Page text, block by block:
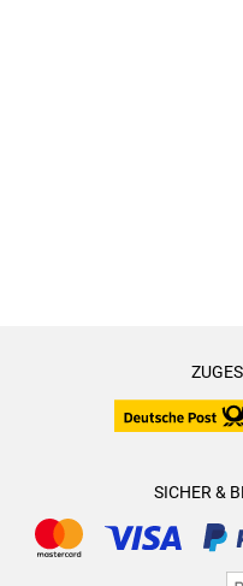
SICHER &